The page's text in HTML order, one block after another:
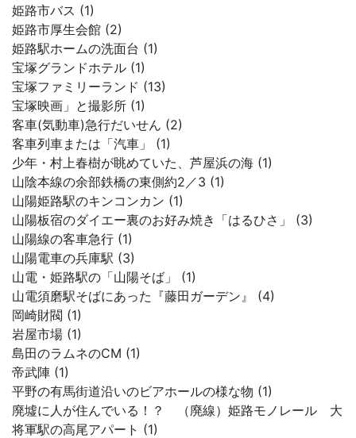
姫路市バス (1)
姫路市厚生会館 (2)
姫路駅ホームの洗面台 (1)
宝塚グランドホテル (1)
宝塚ファミリーランド (13)
宝塚映画」と撮影所 (1)
客車(気動車)急行だいせん (2)
客車列車または「汽車」 (1)
少年・村上春樹が眺めていた、芦屋浜の海 (1)
山陰本線の余部鉄橋の東側約2／3 (1)
山陽姫路駅のキンコンカン (1)
山陽板宿のダイエー裏のお好み焼き「はるひさ」 (3)
山陽線の客車急行 (1)
山陽電車の兵庫駅 (3)
山電・姫路駅の「山陽そば」 (1)
山電須磨駅そばにあった『藤田ガーデン』 (4)
岡崎財閥 (1)
岩屋市場 (1)
島田のラムネのCM (1)
帝武陣 (1)
平野の有馬街道沿いのビアホールの様な物 (1)
廃墟に人が住んでいる！？ （廃線）姫路モノレール 大
将軍駅の高尾アパート (1)